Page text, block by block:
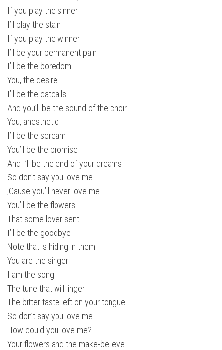
If you play the sinner
I’ll play the stain
If you play the winner
I’ll be your permanent pain
I’ll be the boredom
You, the desire
I’ll be the catcalls
And you’ll be the sound of the choir
You, anesthetic
I’ll be the scream
You’ll be the promise
And I’ll be the end of your dreams
So don’t say you love me
‚Cause you’ll never love me
You’ll be the flowers
That some lover sent
I’ll be the goodbye
Note that is hiding in them
You are the singer
I am the song
The tune that will linger
The bitter taste left on your tongue
So don’t say you love me
How could you love me?
Your flowers and the make-believe